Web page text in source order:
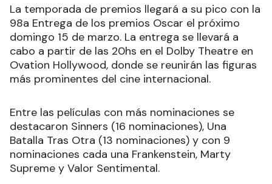
La temporada de premios llegará a su pico con la
98a Entrega de los premios Oscar el próximo
domingo 15 de marzo. La entrega se llevará a
cabo a partir de las 20hs en el Dolby Theatre en
Ovation Hollywood, donde se reunirán las figuras
más prominentes del cine internacional.
Entre las películas con más nominaciones se
destacaron Sinners (16 nominaciones), Una
Batalla Tras Otra (13 nominaciones) y con 9
nominaciones cada una Frankenstein, Marty
Supreme y Valor Sentimental.